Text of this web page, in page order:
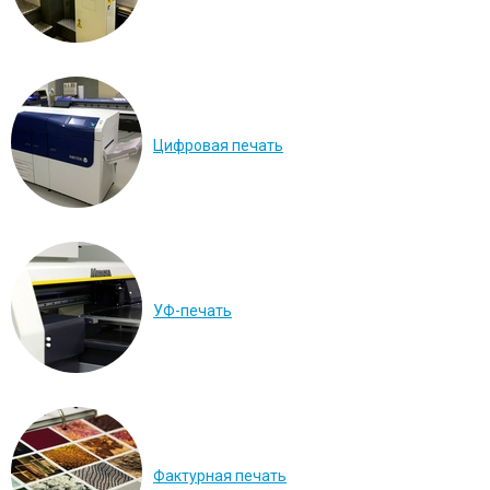
Цифровая печать
УФ-печать
Фактурная печать